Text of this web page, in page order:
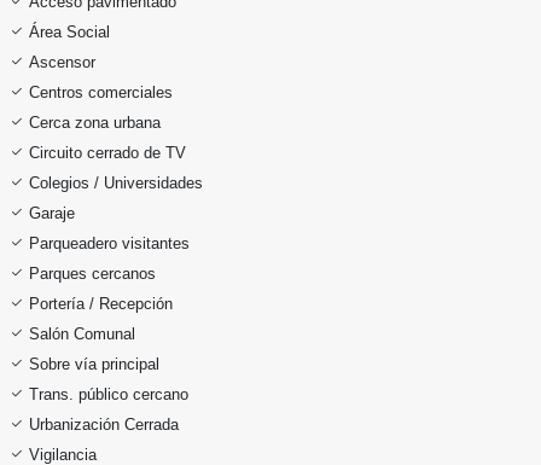
Área Social
Ascensor
Centros comerciales
Cerca zona urbana
Circuito cerrado de TV
Colegios / Universidades
Garaje
Parqueadero visitantes
Parques cercanos
Portería / Recepción
Salón Comunal
Sobre vía principal
Trans. público cercano
Urbanización Cerrada
Vigilancia